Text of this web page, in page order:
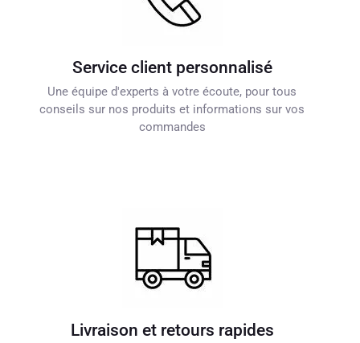
Service client personnalisé
Une équipe d'experts à votre écoute, pour tous
conseils sur nos produits et informations sur vos
commandes
Livraison et retours rapides